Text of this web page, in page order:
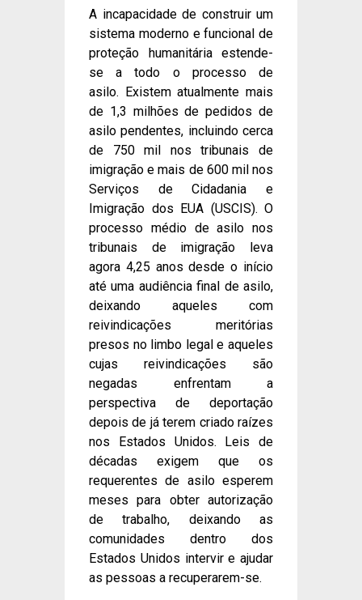
A incapacidade de construir um
sistema moderno e funcional de
proteção humanitária estende-
se a todo o processo de
asilo. Existem atualmente mais
de 1,3 milhões de pedidos de
asilo pendentes, incluindo cerca
de 750 mil nos tribunais de
imigração e mais de 600 mil nos
Serviços de Cidadania e
Imigração dos EUA (USCIS). O
processo médio de asilo nos
tribunais de imigração leva
agora 4,25 anos desde o início
até uma audiência final de asilo,
deixando aqueles com
reivindicações meritórias
presos no limbo legal e aqueles
cujas reivindicações são
negadas enfrentam a
perspectiva de deportação
depois de já terem criado raízes
nos Estados Unidos. Leis de
décadas exigem que os
requerentes de asilo esperem
meses para obter autorização
de trabalho, deixando as
comunidades dentro dos
Estados Unidos intervir e ajudar
as pessoas a recuperarem-se.